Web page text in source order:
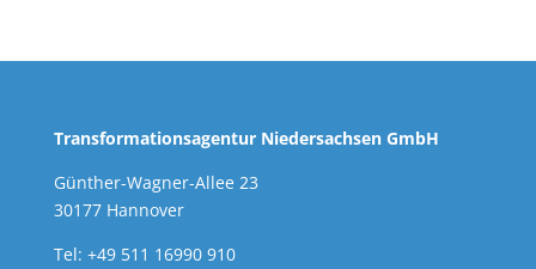
Transformationsagentur Niedersachsen GmbH
Günther-Wagner-Allee 23
30177 Hannover
Tel: +49 511 16990 910